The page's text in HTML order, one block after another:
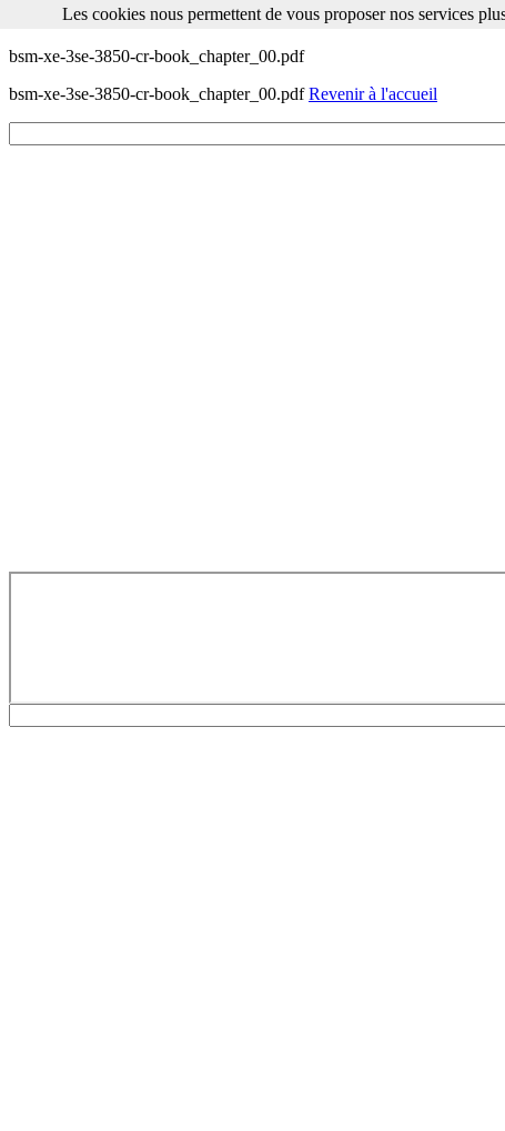
Les cookies nous permettent de vous proposer nos services plus
bsm-xe-3se-3850-cr-book_chapter_00.pdf
bsm-xe-3se-3850-cr-book_chapter_00.pdfRevenir à l'accueil
Les cookies nous permettent de vous proposer nos services